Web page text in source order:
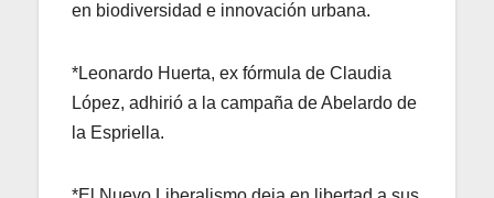
en biodiversidad e innovación urbana.
*Leonardo Huerta, ex fórmula de Claudia
López, adhirió a la campaña de Abelardo de
la Espriella.